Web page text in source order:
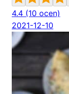
4.4 (10 ocen)
2021-12-10